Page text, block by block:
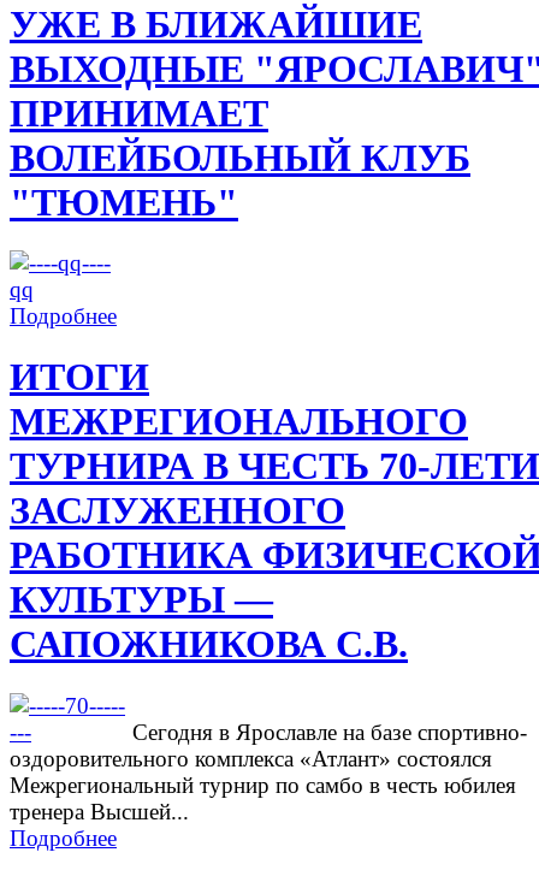
УЖЕ В БЛИЖАЙШИЕ
ВЫХОДНЫЕ
ПРИНИМАЕТ
ВОЛЕЙБОЛЬНЫЙ КЛУБ
"ТЮМЕНЬ"
Подробнее
ИТОГИ
МЕЖРЕГИОНАЛЬНОГО
ТУРНИРА В ЧЕСТЬ 70-
ЗАСЛУЖЕННОГО
РАБОТНИКА
КУЛЬТУРЫ —
САПОЖНИКОВА С.В.
Сегодня в Ярославле на базе спортивно-
оздоровительного комплекса «Атлант» состоялся
Межрегиональный турнир по самбо в честь юбилея
тренера Высшей...
Подробнее